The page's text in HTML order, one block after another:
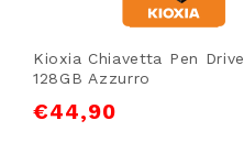
Kioxia Chiavetta Pen
128GB Azzurro
€44,90